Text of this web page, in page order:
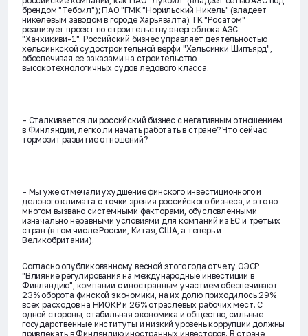
брендом "Тебоил"); ПАО "ГМК "Норильский Никель" (владеет
никелевым заводом в городе Харьявалта). ГК "Росатом"
реализует проект по строительству энергоблока АЭС
"Ханхикиви-1". Российский бизнес управляет деятельностью
хельсинкской судостроительной верфи "Хельсинки Шипъярд",
обеспечивая ее заказами на строительство
высокотехнологичных судов ледового класса.
– Сталкивается ли российский бизнес с негативным отношением
в Финляндии, легко ли начать работать в стране? Что сейчас
тормозит развитие отношений?
– Мы уже отмечали ухудшение финского инвестиционного и
делового климата с точки зрения российского бизнеса, и это во
многом вызвано системными факторами, обусловленными
изначально неравными условиями для компаний из ЕС и третьих
стран (в том числе России, Китая, США, а теперь и
Великобритании).
Согласно опубликованному весной этого года отчету ОЭСР
"Влияние регулирования на международные инвестиции в
Финляндию", компании с иностранным участием обеспечивают
23% оборота финской экономики, на их долю приходилось 29%
всех расходов на НИОКР и 26% отраслевых рабочих мест. С
одной стороны, стабильная экономика и общество, сильные
государственные институты и низкий уровень коррупции должны
привлекать в Финляндию иностранных инвесторов. В стране